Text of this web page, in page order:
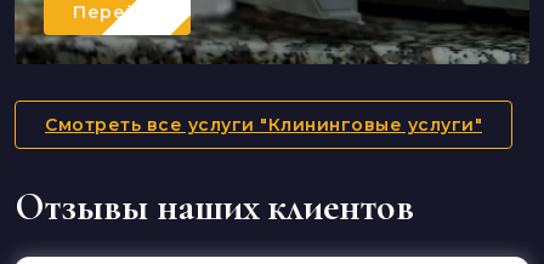
Перейти
Смотреть все услуги "Клининговые услуги"
Отзывы наших клиентов